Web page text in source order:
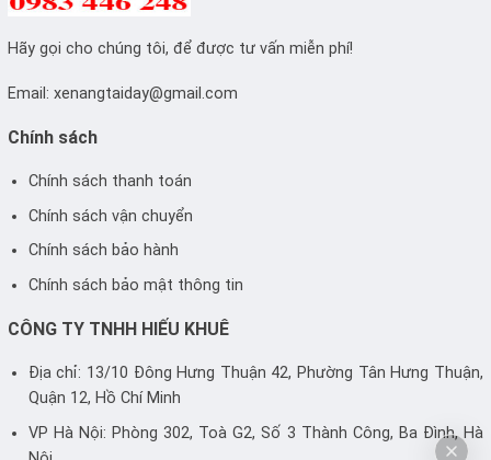
Hãy gọi cho chúng tôi, để được tư vấn miễn phí!
Email: xenangtaiday@gmail.com
Chính sách
Chính sách thanh toán
Chính sách vận chuyển
Chính sách bảo hành
Chính sách bảo mật thông tin
CÔNG TY TNHH HIẾU KHUÊ
Địa chỉ: 13/10 Đông Hưng Thuận 42, Phường Tân Hưng Thuận,
Quận 12, Hồ Chí Minh
VP Hà Nội: Phòng 302, Toà G2, Số 3 Thành Công, Ba Đình, Hà